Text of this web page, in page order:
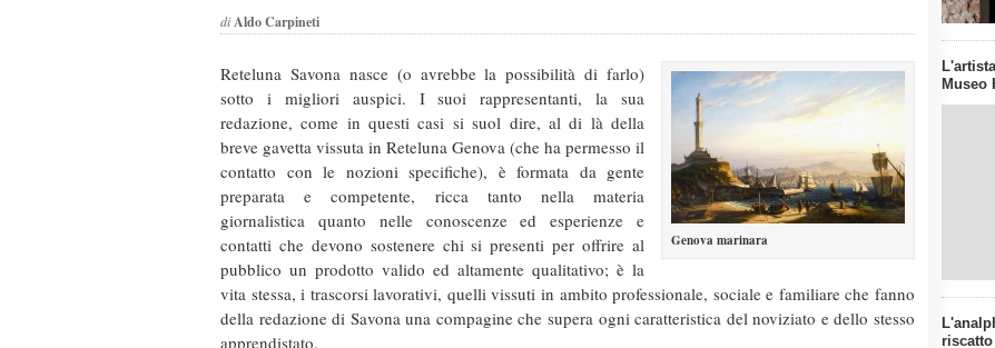
Museo
diAldo Carpineti
Genova marinara
Reteluna Savona nasce (o avrebbe la possibilità di farlo)
sotto i migliori auspici. I suoi rappresentanti, la sua
redazione, come in questi casi si suol dire, al di là della
breve gavetta vissuta in Reteluna Genova (che ha permesso il
contatto con le nozioni specifiche), è formata da gente
preparata e competente, ricca tanto nella materia
giornalistica quanto nelle conoscenze ed esperienze e
contatti che devono sostenere chi si presenti per offrire al
pubblico un prodotto valido ed altamente qualitativo; è la
vita stessa, i trascorsi lavorativi, quelli vissuti in ambito professionale, sociale e familiare che fanno
della redazione di Savona una compagine che supera ogni caratteristica del noviziato e dello stesso
apprendistato.